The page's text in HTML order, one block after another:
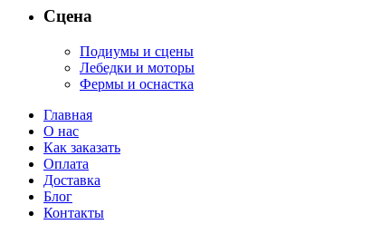
Сцена
Подиумы и сцены
Лебедки и моторы
Фермы и оснастка
Главная
О нас
Как заказать
Оплата
Доставка
Блог
Контакты